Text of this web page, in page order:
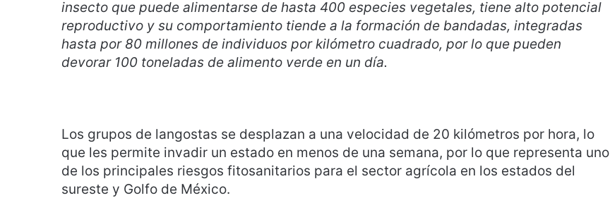
insecto que puede alimentarse de hasta 400 especies vegetales, tiene alto potencial
reproductivo y su comportamiento tiende a la formación de bandadas, integradas
hasta por 80 millones de individuos por kilómetro cuadrado, por lo que pueden
devorar 100 toneladas de alimento verde en un día.
Los grupos de langostas se desplazan a una velocidad de 20 kilómetros por hora, lo
que les permite invadir un estado en menos de una semana, por lo que representa uno
de los principales riesgos fitosanitarios para el sector agrícola en los estados del
sureste y Golfo de México.